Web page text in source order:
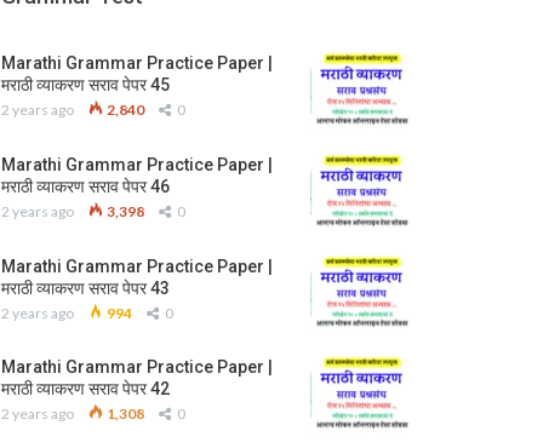
Marathi Grammar Practice Paper |
मराठी व्याकरण सराव पेपर 45
2 years ago 2,840 0
Marathi Grammar Practice Paper |
मराठी व्याकरण सराव पेपर 46
2 years ago 3,398 0
Marathi Grammar Practice Paper |
मराठी व्याकरण सराव पेपर 43
2 years ago 994 0
Marathi Grammar Practice Paper |
मराठी व्याकरण सराव पेपर 42
2 years ago 1,308 0